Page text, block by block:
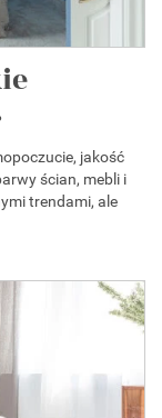
jakość
ścian, mebli i
trendami, ale